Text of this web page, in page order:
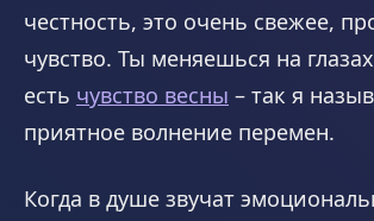
честность, это очень свежее,
чувство. Ты меняешься на
есть чувство весны – так я
приятное волнение перемен.
Когда в душе звучат